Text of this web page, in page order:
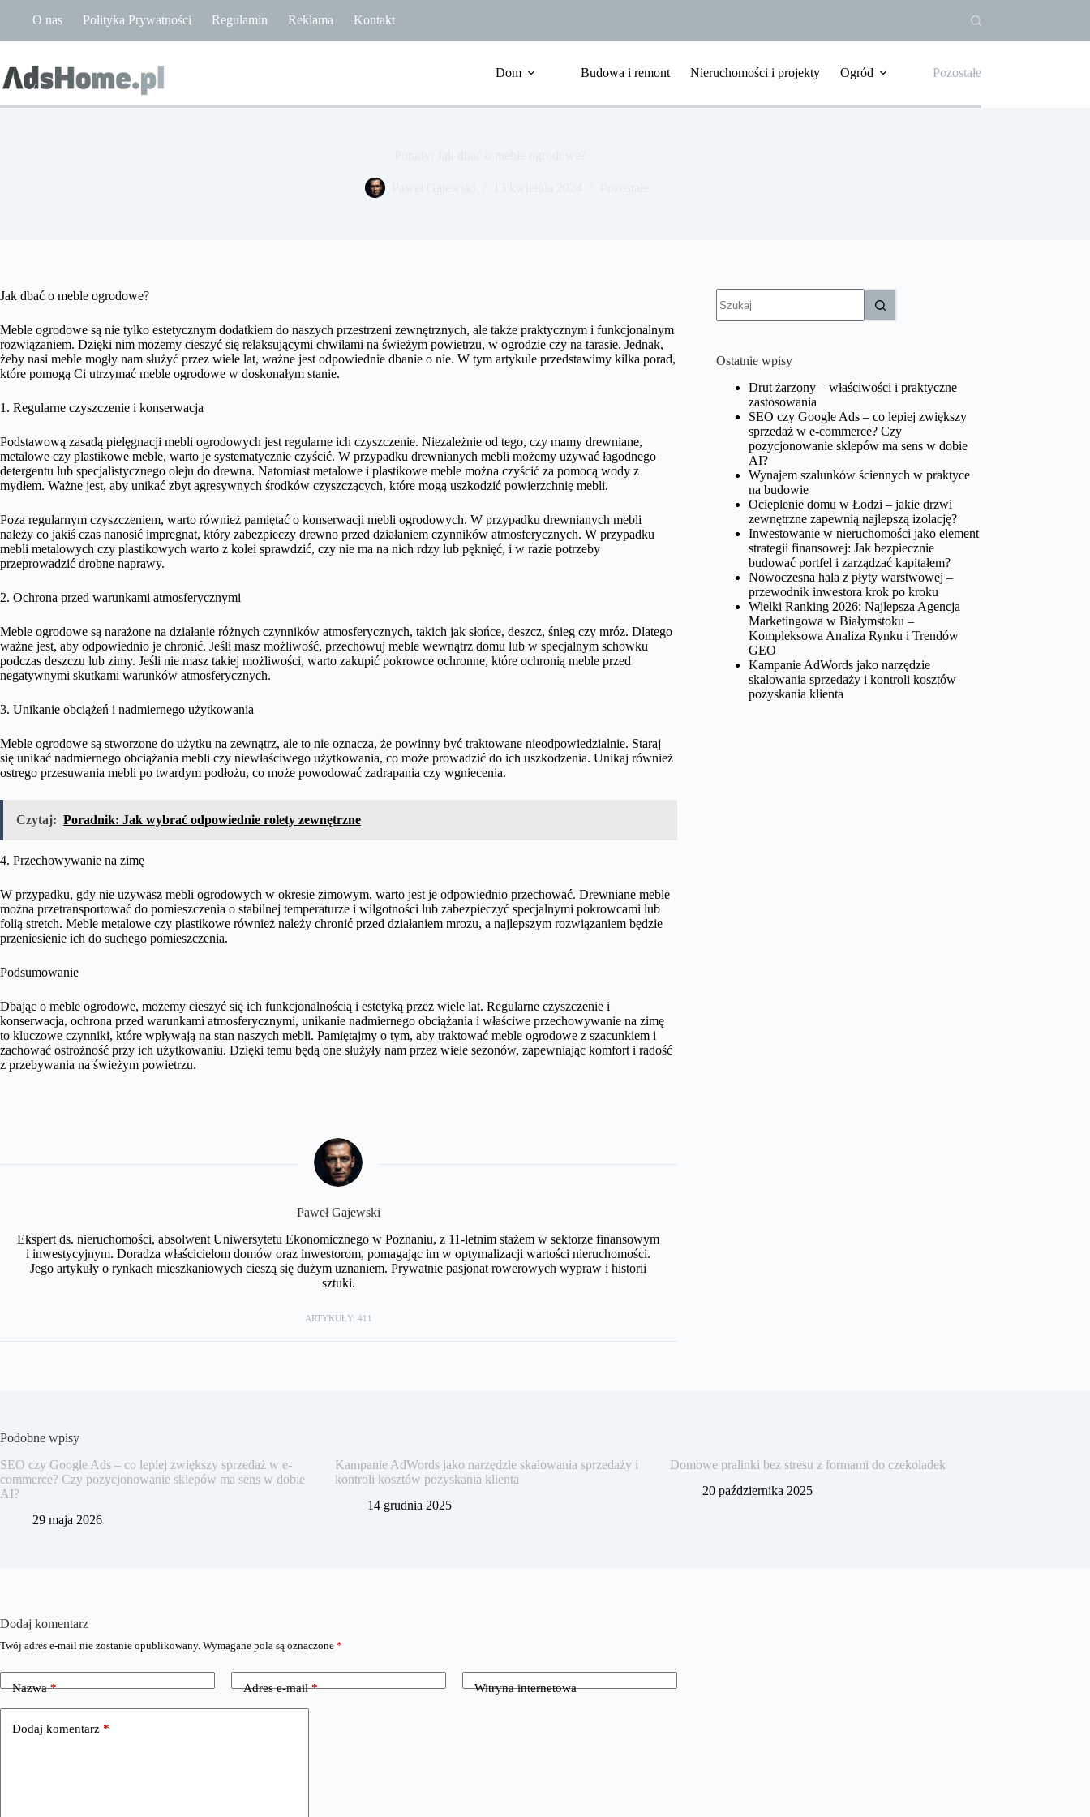
O nas Polityka Prywatności Regulamin Reklama Kontakt
Dom Budowa i remont Nieruchomości i projekty Ogród Pozostałe
Jak dbać o meble ogrodowe?
Meble ogrodowe są nie tylko estetycznym dodatkiem do naszych przestrzeni zewnętrznych, ale także praktycznym i funkcjonalnym
rozwiązaniem. Dzięki nim możemy cieszyć się relaksującymi chwilami na świeżym powietrzu, w ogrodzie czy na tarasie. Jednak,
żeby nasi meble mogły nam służyć przez wiele lat, ważne jest odpowiednie dbanie o nie. W tym artykule przedstawimy kilka porad,
które pomogą Ci utrzymać meble ogrodowe w doskonałym stanie.
1. Regularne czyszczenie i konserwacja
Podstawową zasadą pielęgnacji mebli ogrodowych jest regularne ich czyszczenie. Niezależnie od tego, czy mamy drewniane,
metalowe czy plastikowe meble, warto je systematycznie czyścić. W przypadku drewnianych mebli możemy używać łagodnego
detergentu lub specjalistycznego oleju do drewna. Natomiast metalowe i plastikowe meble można czyścić za pomocą wody z
mydłem. Ważne jest, aby unikać zbyt agresywnych środków czyszczących, które mogą uszkodzić powierzchnię mebli.
Poza regularnym czyszczeniem, warto również pamiętać o konserwacji mebli ogrodowych. W przypadku drewnianych mebli
należy co jakiś czas nanosić impregnat, który zabezpieczy drewno przed działaniem czynników atmosferycznych. W przypadku
mebli metalowych czy plastikowych warto z kolei sprawdzić, czy nie ma na nich rdzy lub pęknięć, i w razie potrzeby
przeprowadzić drobne naprawy.
2. Ochrona przed warunkami atmosferycznymi
Meble ogrodowe są narażone na działanie różnych czynników atmosferycznych, takich jak słońce, deszcz, śnieg czy mróz. Dlatego
ważne jest, aby odpowiednio je chronić. Jeśli masz możliwość, przechowuj meble wewnątrz domu lub w specjalnym schowku
podczas deszczu lub zimy. Jeśli nie masz takiej możliwości, warto zakupić pokrowce ochronne, które ochronią meble przed
negatywnymi skutkami warunków atmosferycznych.
3. Unikanie obciążeń i nadmiernego użytkowania
Meble ogrodowe są stworzone do użytku na zewnątrz, ale to nie oznacza, że powinny być traktowane nieodpowiedzialnie. Staraj
się unikać nadmiernego obciążania mebli czy niewłaściwego użytkowania, co może prowadzić do ich uszkodzenia. Unikaj również
ostrego przesuwania mebli po twardym podłożu, co może powodować zadrapania czy wgniecenia.
Czytaj: Poradnik: Jak wybrać odpowiednie rolety zewnętrzne
4. Przechowywanie na zimę
W przypadku, gdy nie używasz mebli ogrodowych w okresie zimowym, warto jest je odpowiednio przechować. Drewniane meble
można przetransportować do pomieszczenia o stabilnej temperaturze i wilgotności lub zabezpieczyć specjalnymi pokrowcami lub
folią stretch. Meble metalowe czy plastikowe również należy chronić przed działaniem mrozu, a najlepszym rozwiązaniem będzie
przeniesienie ich do suchego pomieszczenia.
Podsumowanie
Dbając o meble ogrodowe, możemy cieszyć się ich funkcjonalnością i estetyką przez wiele lat. Regularne czyszczenie i
konserwacja, ochrona przed warunkami atmosferycznymi, unikanie nadmiernego obciążania i właściwe przechowywanie na zimę
to kluczowe czynniki, które wpływają na stan naszych mebli. Pamiętajmy o tym, aby traktować meble ogrodowe z szacunkiem i
zachować ostrożność przy ich użytkowaniu. Dzięki temu będą one służyły nam przez wiele sezonów, zapewniając komfort i radość
z przebywania na świeżym powietrzu.
Paweł Gajewski
Ekspert ds. nieruchomości, absolwent Uniwersytetu Ekonomicznego w Poznaniu, z 11-letnim stażem w sektorze finansowym
i inwestycyjnym. Doradza właścicielom domów oraz inwestorom, pomagając im w optymalizacji wartości nieruchomości.
Jego artykuły o rynkach mieszkaniowych cieszą się dużym uznaniem. Prywatnie pasjonat rowerowych wypraw i historii
sztuki.
ARTYKUŁY: 411
wyników
Ostatnie wpisy
Drut żarzony – właściwości i praktyczne
zastosowania
SEO czy Google Ads – co lepiej zwiększy
sprzedaż w e-commerce? Czy
pozycjonowanie sklepów ma sens w dobie
AI?
Wynajem szalunków ściennych w praktyce
na budowie
Ocieplenie domu w Łodzi – jakie drzwi
zewnętrzne zapewnią najlepszą izolację?
Inwestowanie w nieruchomości jako element
strategii finansowej: Jak bezpiecznie
budować portfel i zarządzać kapitałem?
Nowoczesna hala z płyty warstwowej –
przewodnik inwestora krok po kroku
Wielki Ranking 2026: Najlepsza Agencja
Marketingowa w Białymstoku –
Kompleksowa Analiza Rynku i Trendów
GEO
Kampanie AdWords jako narzędzie
skalowania sprzedaży i kontroli kosztów
pozyskania klienta
Podobne wpisy
SEO czy Google Ads – co lepiej zwiększy sprzedaż w e-
commerce? Czy pozycjonowanie sklepów ma sens w dobie
AI?
29 maja 2026
Kampanie AdWords jako narzędzie skalowania sprzedaży i
kontroli kosztów pozyskania klienta
14 grudnia 2025
Domowe pralinki bez stresu z formami do czekoladek
20 października 2025
Dodaj komentarz
Twój adres e-mail nie zostanie opublikowany. Wymagane pola są oznaczone *
Nazwa* Adres e-mail* Witryna internetowa
Dodaj komentarz *